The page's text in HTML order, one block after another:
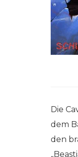
Die
dem
den